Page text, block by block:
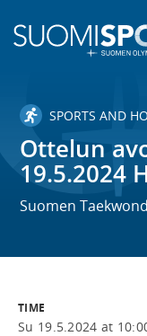
SPORTS AND
Ottelun
19.5.2024
Suomen
TIME
Su 19.5.2024 at